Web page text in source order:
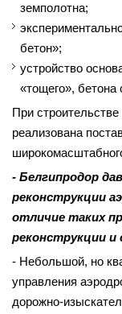
земполотна;
бетон»;
устройство
«тощего», бетона
При
реализована
- Белгипродор
реконструкции
отличие таких
реконструкции
- Небольшой, но
управления
дорожно-